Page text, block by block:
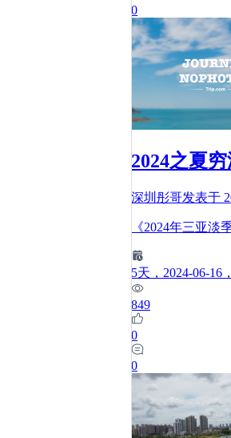
0
2024之夏
深圳彤哥发表于
《2024年三亚淡
5天 ，2024-06-16
849
0
0